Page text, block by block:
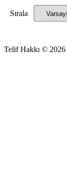
Sırala
Telif Hakkı © 2026